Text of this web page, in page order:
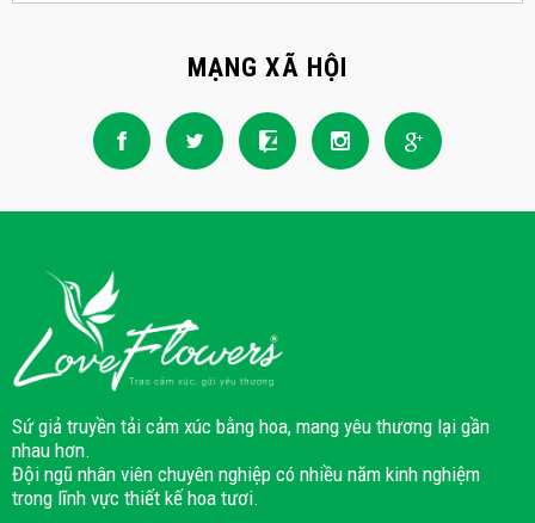
MẠNG XÃ HỘI
Sứ giả truyền tải cảm xúc bằng hoa, mang yêu thương lại gần
nhau hơn.
Đội ngũ nhân viên chuyên nghiệp có nhiều năm kinh nghiệm
trong lĩnh vực thiết kế hoa tươi.